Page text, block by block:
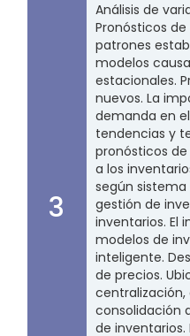
3
Análisis de
Pronósticos
patrones
modelos
estacionales.
nuevos. La
demanda en
tendencias y
pronósticos
a los
según sistema
gestión de
inventarios. El
modelos de
inteligente.
de precios.
consolidación
de